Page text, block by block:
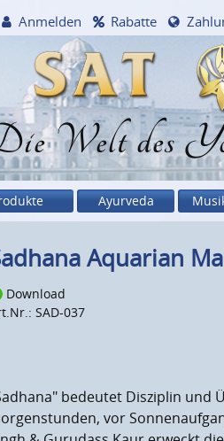
Welt des
Anmelden Rabatte
Ayurveda
Aquarian
Download
SAD-037
bedeutet Disziplin und
vor